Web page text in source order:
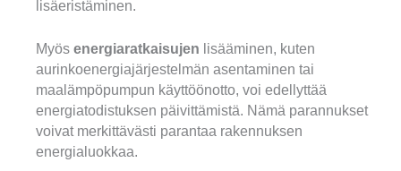
lisäeristäminen.
Myös energiaratkaisujen lisääminen, kuten
aurinkoenergiajärjestelmän asentaminen tai
maalämpöpumpun käyttöönotto, voi edellyttää
energiatodistuksen päivittämistä. Nämä parannukset
voivat merkittävästi parantaa rakennuksen
energialuokkaa.